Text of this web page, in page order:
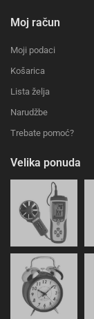
Moj račun
Moji podaci
Košarica
Lista želja
Narudžbe
Trebate pomoć?
Velika ponuda